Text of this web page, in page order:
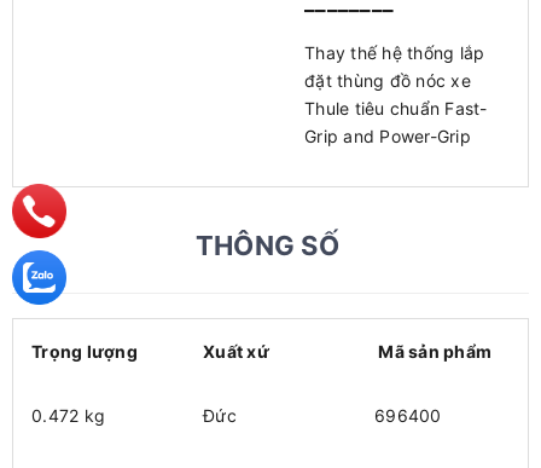
Thay thế hệ thống lắp
đặt thùng đồ nóc xe
Thule tiêu chuẩn Fast-
Grip and Power-Grip
THÔNG SỐ
Trọng lượng Xuất xứ Mã sản phẩm
0.472 kg Đức 696400